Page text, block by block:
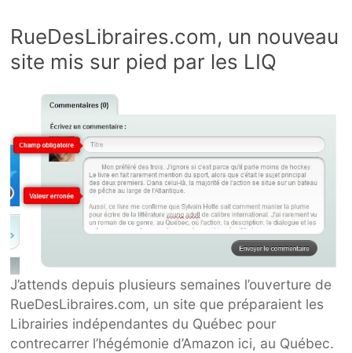
RueDesLibraires.com, un nouveau
site mis sur pied par les LIQ
J’attends depuis plusieurs semaines l’ouverture de
RueDesLibraires.com, un site que préparaient les
Librairies indépendantes du Québec pour
contrecarrer l’hégémonie d’Amazon ici, au Québec.